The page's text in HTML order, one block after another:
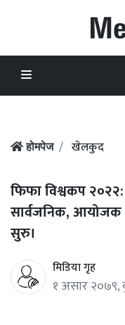
होमपेज खेलकुद
फिफा विश्वकप
सार्वजनिक, आयोजक
सुरु।
मिडिया गृह
१ असार २०७९,